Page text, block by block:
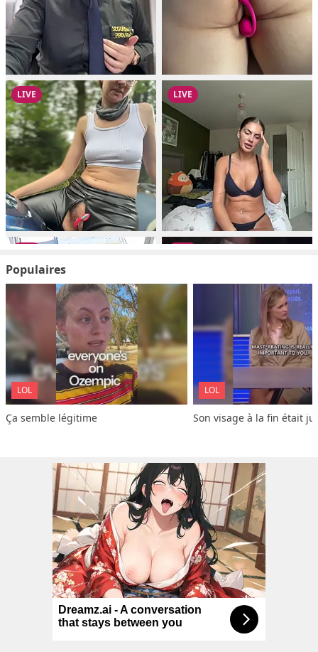
Populaires
LOL
Ça semble légitime
LOL
Son visage à la fin était